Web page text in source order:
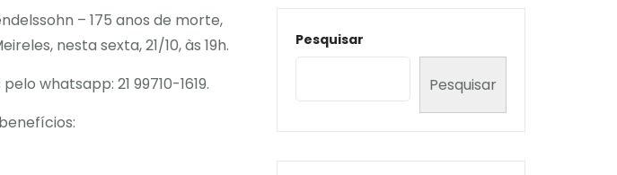
– 175 anos de morte,
nesta sexta, 21/10, às 19h.
whatsapp: 21 99710-1619.
Pesquisar
Pesquisar